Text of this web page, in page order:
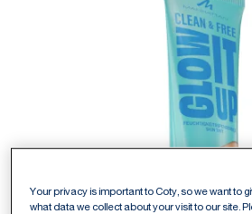
Your privacy is important to Coty, so we want to
what data we collect about your visit to our site.